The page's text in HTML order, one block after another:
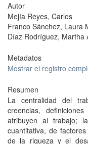
Autor
Mejía Reyes, Carlos
Franco Sánchez, Laura
Díaz Rodríguez, Martha
Metadatos
Mostrar el registro
Resumen
La centralidad del
creencias,
atribuyen al trabajo;
cuantitativa, de
de la riqueza y el